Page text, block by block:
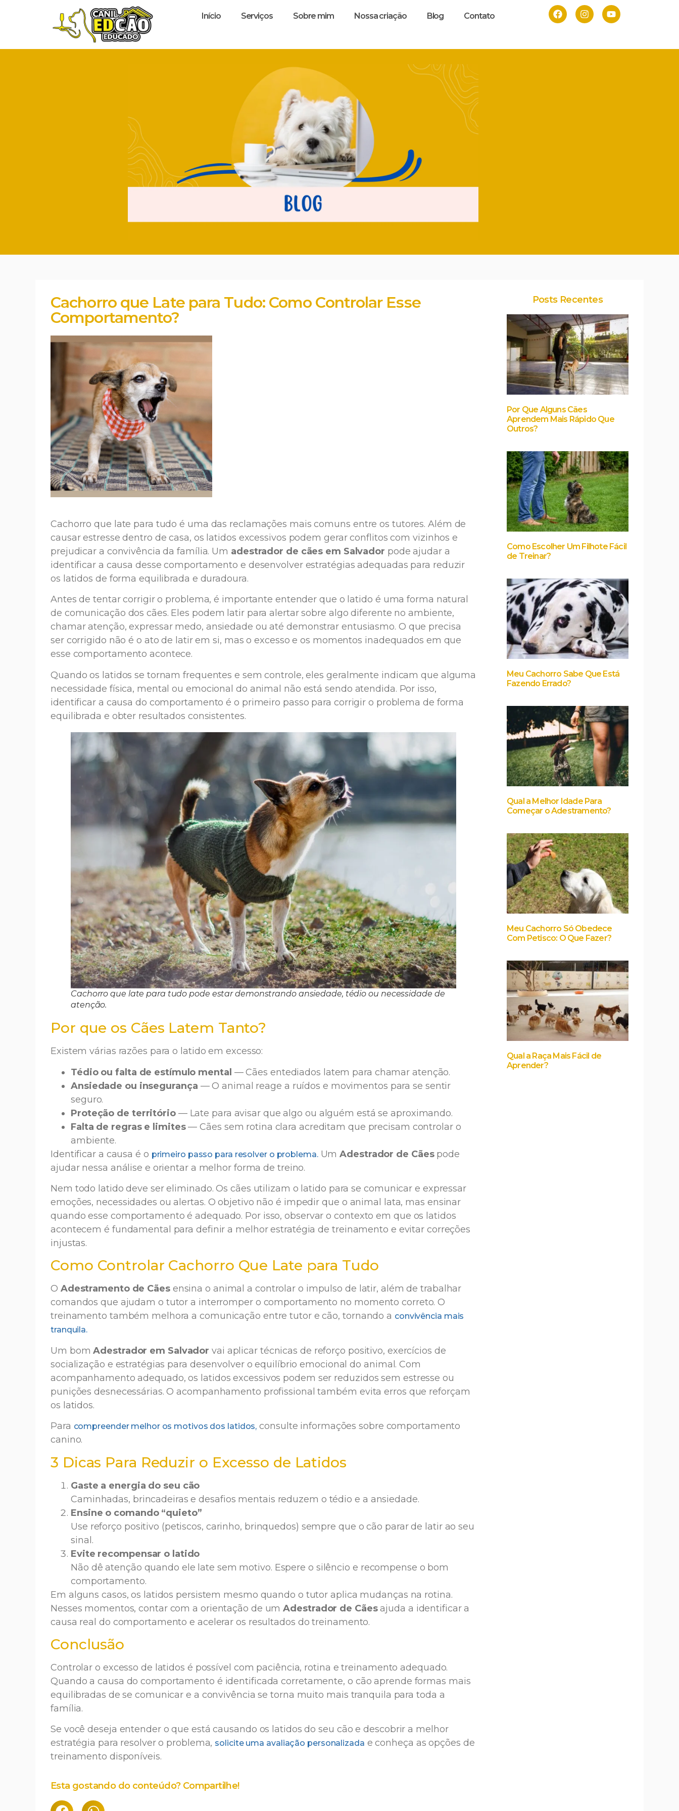
Início Serviços Sobre mim Nossa criação Blog Contato
Cachorro que Late para Tudo: Como Controlar Esse
Comportamento?
Cachorro que late para tudo é uma das reclamações mais comuns entre os tutores. Além de
causar estresse dentro de casa, os latidos excessivos podem gerar conflitos com vizinhos e
prejudicar a convivência da família. Um adestrador de cães em Salvador pode ajudar a
identificar a causa desse comportamento e desenvolver estratégias adequadas para reduzir
os latidos de forma equilibrada e duradoura.
Antes de tentar corrigir o problema, é importante entender que o latido é uma forma natural
de comunicação dos cães. Eles podem latir para alertar sobre algo diferente no ambiente,
chamar atenção, expressar medo, ansiedade ou até demonstrar entusiasmo. O que precisa
ser corrigido não é o ato de latir em si, mas o excesso e os momentos inadequados em que
esse comportamento acontece.
Quando os latidos se tornam frequentes e sem controle, eles geralmente indicam que alguma
necessidade física, mental ou emocional do animal não está sendo atendida. Por isso,
identificar a causa do comportamento é o primeiro passo para corrigir o problema de forma
equilibrada e obter resultados consistentes.
Cachorro que late para tudo pode estar demonstrando ansiedade, tédio ou necessidade de
atenção.
Por que os Cães Latem Tanto?
Existem várias razões para o latido em excesso:
Tédio ou falta de estímulo mental — Cães entediados latem para chamar atenção.
Ansiedade ou insegurança — O animal reage a ruídos e movimentos para se sentir
seguro.
Proteção de território— Late para avisar que algo ou alguém está se aproximando.
Falta de regras e limites— Cães sem rotina clara acreditam que precisam controlar o
ambiente.
Identificar a causa é o primeiro passo para resolver o problema.UmAdestrador de Cãespode
ajudar nessa análise e orientar a melhor forma de treino.
Nem todo latido deve ser eliminado. Os cães utilizam o latido para se comunicar e expressar
emoções, necessidades ou alertas. O objetivo não é impedir que o animal lata, mas ensinar
quando esse comportamento é adequado. Por isso, observar o contexto em que os latidos
acontecem é fundamental para definir a melhor estratégia de treinamento e evitar correções
injustas.
Como Controlar Cachorro Que Late para Tudo
O Adestramento de Cãesensina o animal a controlar o impulso de latir, além de trabalhar
comandos que ajudam o tutor a interromper o comportamento no momento correto. O
treinamento também melhora a comunicação entre tutor e cão, tornando a convivência mais
tranquila.
Um bomAdestrador em Salvador vai aplicar técnicas de reforço positivo, exercícios de
socialização e estratégias para desenvolver o equilíbrio emocional do animal. Com
acompanhamento adequado, os latidos excessivos podem ser reduzidos sem estresse ou
punições desnecessárias. O acompanhamento profissional também evita erros que reforçam
os latidos.
Para compreender melhor os motivos dos latidos, consulte informações sobre comportamento
canino.
3 Dicas Para Reduzir o Excesso de Latidos
Gaste a energia do seu cão
Caminhadas, brincadeiras e desafios mentais reduzem o tédio e a ansiedade.
Ensine o comando “quieto”
Use reforço positivo (petiscos, carinho, brinquedos) sempre que o cão parar de latir ao seu
sinal.
Evite recompensar o latido
Não dê atenção quando ele late sem motivo. Espere o silêncio e recompense o bom
comportamento.
Em alguns casos, os latidos persistem mesmo quando o tutor aplica mudanças na rotina.
Nesses momentos, contar com a orientação de um Adestrador de Cãesajuda a identificar a
causa real do comportamento e acelerar os resultados do treinamento.
Conclusão
Controlar o excesso de latidos é possível com paciência, rotina e treinamento adequado.
Quando a causa do comportamento é identificada corretamente, o cão aprende formas mais
equilibradas de se comunicar e a convivência se torna muito mais tranquila para toda a
família.
Se você deseja entender o que está causando os latidos do seu cão e descobrir a melhor
estratégia para resolver o problema, solicite uma avaliação personalizada e conheça as opções de
treinamento disponíveis.
Esta gostando do conteúdo? Compartilhe!
Posts Recentes
Por Que Alguns Cães
Aprendem Mais Rápido Que
Outros?
Como Escolher Um Filhote Fácil
de Treinar?
Meu Cachorro Sabe Que Está
Fazendo Errado?
Qual a Melhor Idade Para
Começar o Adestramento?
Meu Cachorro Só Obedece
Com Petisco: O Que Fazer?
Qual a Raça Mais Fácil de
Aprender?